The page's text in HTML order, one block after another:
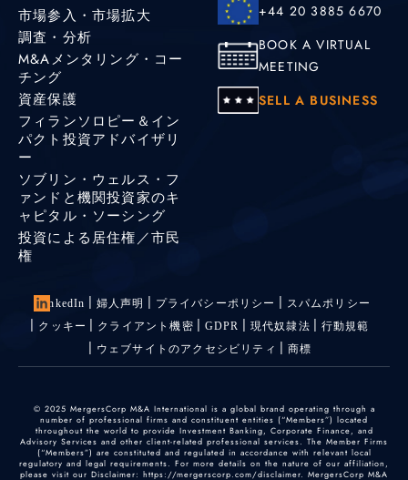
市場参入・市場拡大
調査・分析
M&Aメンタリング・コー
チング
資産保護
フィランソロピー＆イン
パクト投資アドバイザリ
ー
ソブリン・ウェルス・フ
ァンドと機関投資家のキ
ャピタル・ソーシング
投資による居住権／市民
権
+44 20 3885 6670
BOOK A VIRTUAL
MEETING
SELL A BUSINESS
LinkedIn 婦人声明 プライバシーポリシー
スパムポリシー
クッキー
クライアント機密 GDPR 現代奴隷法
行動規範
ウェブサイトのアクセシビリティ
商標
© 2025 MergersCorp M&A International is a global brand operating through a
number of professional firms and constituent entities (“Members”) located
throughout the world to provide Investment Banking, Corporate Finance, and
Advisory Services and other client-related professional services. The Member Firms
(“Members”) are constituted and regulated in accordance with relevant local
regulatory and legal requirements. For more details on the nature of our affiliation,
please visit our Disclaimer: https://mergerscorp.com/disclaimer. MergersCorp M&A